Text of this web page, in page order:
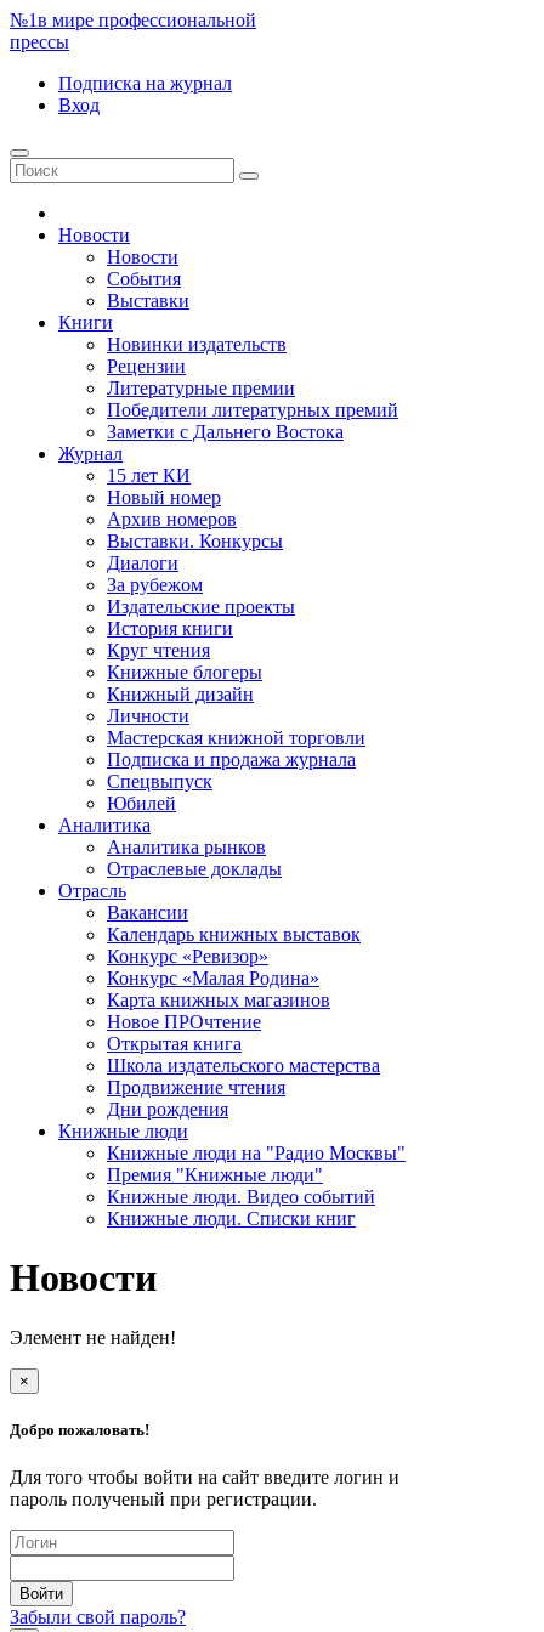
№1в мире профессиональной
прессы
Подписка на журнал
Вход
Новости
Новости
События
Выставки
Книги
Новинки издательств
Рецензии
Литературные премии
Победители литературных премий
Заметки с Дальнего Востока
Журнал
15 лет КИ
Новый номер
Архив номеров
Выставки. Конкурсы
Диалоги
За рубежом
Издательские проекты
История книги
Круг чтения
Книжные блогеры
Книжный дизайн
Личности
Мастерская книжной торговли
Подписка и продажа журнала
Спецвыпуск
Юбилей
Аналитика
Аналитика рынков
Отраслевые доклады
Отрасль
Вакансии
Календарь книжных выставок
Конкурс «Ревизор»
Конкурс «Малая Родина»
Карта книжных магазинов
Новое ПРОчтение
Открытая книга
Школа издательского мастерства
Продвижение чтения
Дни рождения
Книжные люди
Книжные люди на "Радио Москвы"
Премия "Книжные люди"
Книжные люди. Видео событий
Книжные люди. Списки книг
Новости
Элемент не найден!
×
Добро пожаловать!
Для того чтобы войти на сайт введите логин и
пароль полученый при регистрации.
Забыли свой пароль?